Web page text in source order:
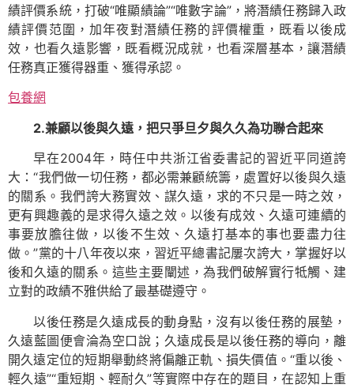
績評價系統，打破“唯顯績論”“唯數字論”，將潛績任務歸入政
績評價范圍，加年夜對潛績任務的評價權重，既看以後成
效，也看久遠影響，既看概況成就，也看深層基本，讓潛績
任務真正獲得器重、獲得承認。
包養網
2.兼顧以後與久遠，把只爭旦夕與久久為功聯合起來
早在2004年，時任中共浙江省委書記的習近平同道誇
大：“我們做一切任務，都必需兼顧統籌，處置好以後與久遠
的關系。我們誇大務實效、謀久遠，求的不只是一時之效，
更有興趣義的是求得久遠之效。以後有成效、久遠可連續的
事要放膽往做，以後不生效、久遠打基本的事也要盡力往
做。”黨的十八年夜以來，習近平總書記屢次誇大，掌握好以
後和久遠的關系。這些主要闡述，為我們破解實行牴觸、建
立對的政績不雅供給了最基礎遵守。
以後任務是久遠成長的動身點，沒有以後任務的展墊，
久遠藍圖便會淪為空口說；久遠成長是以後任務的導向，離
開久遠定位的短期舉動終將偏離正軌、損失價值。“重以後、
輕久遠”“重短期、輕耐久”等實際中存在的題目，在認知上重